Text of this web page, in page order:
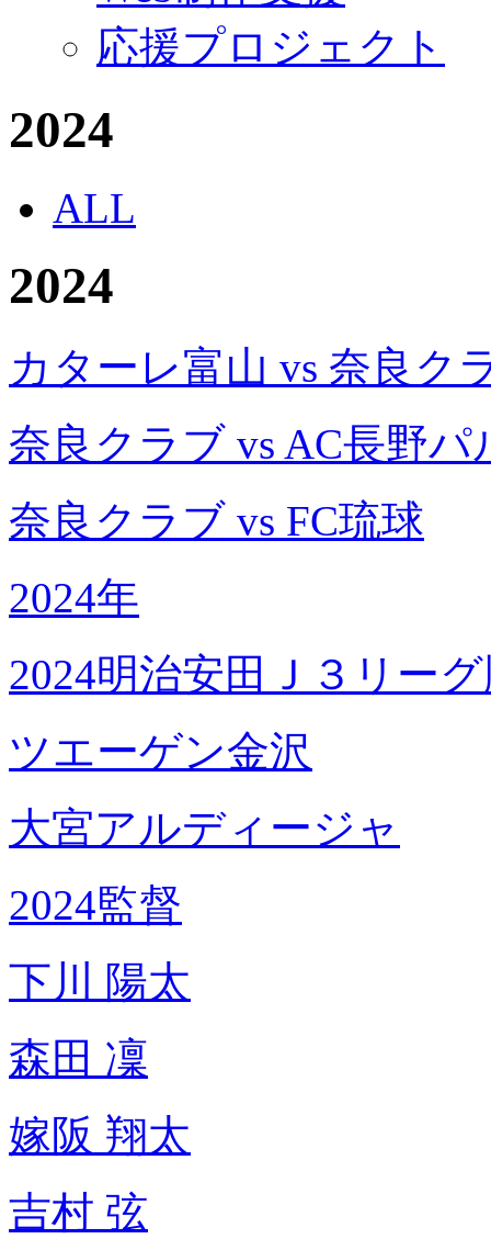
応援プロジェクト
2024
ALL
2024
カターレ富山 vs 奈良ク
奈良クラブ vs AC長野パ
奈良クラブ vs FC琉球
2024年
2024明治安田Ｊ３リー
ツエーゲン金沢
大宮アルディージャ
2024監督
下川 陽太
森田 凜
嫁阪 翔太
吉村 弦